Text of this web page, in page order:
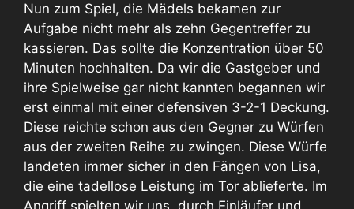
Nun zum Spiel, die Mädels bekamen zur
Aufgabe nicht mehr als zehn Gegentreffer zu
kassieren. Das sollte die Konzentration über 50
Minuten hochhalten. Da wir die Gastgeber und
ihre Spielweise gar nicht kannten begannen wir
erst einmal mit einer defensiven 3-2-1 Deckung.
Diese reichte schon aus den Gegner zu Würfen
aus der zweiten Reihe zu zwingen. Diese Würfe
landeten immer sicher in den Fängen von Lisa,
die eine tadellose Leistung im Tor ablieferte. Im